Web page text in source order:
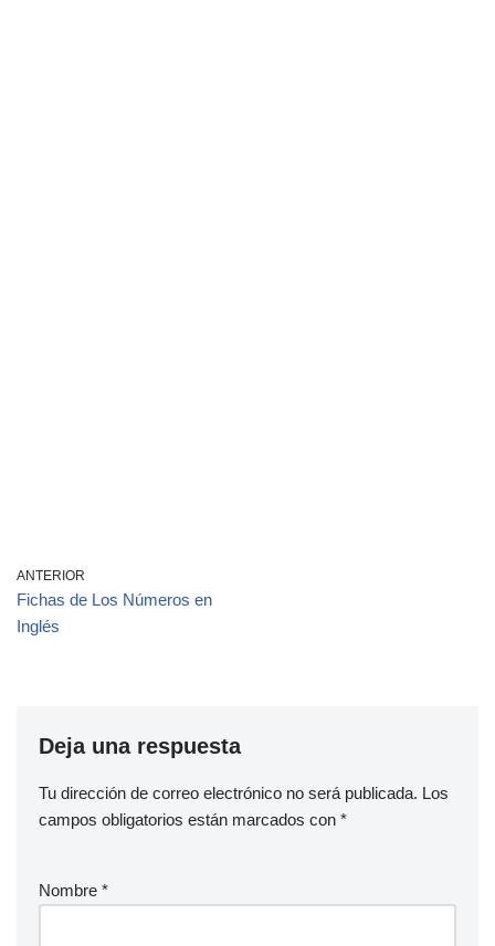
ANTERIOR
Fichas de Los Números en
Inglés
Deja una respuesta
Tu dirección de correo electrónico no será publicada. Los
campos obligatorios están marcados con *
Nombre *